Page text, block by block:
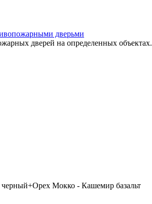
дверьми
дверей на определенных объектах.
Мокко - Кашемир базальт